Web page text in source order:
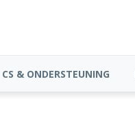
CS & ONDERSTEUNING